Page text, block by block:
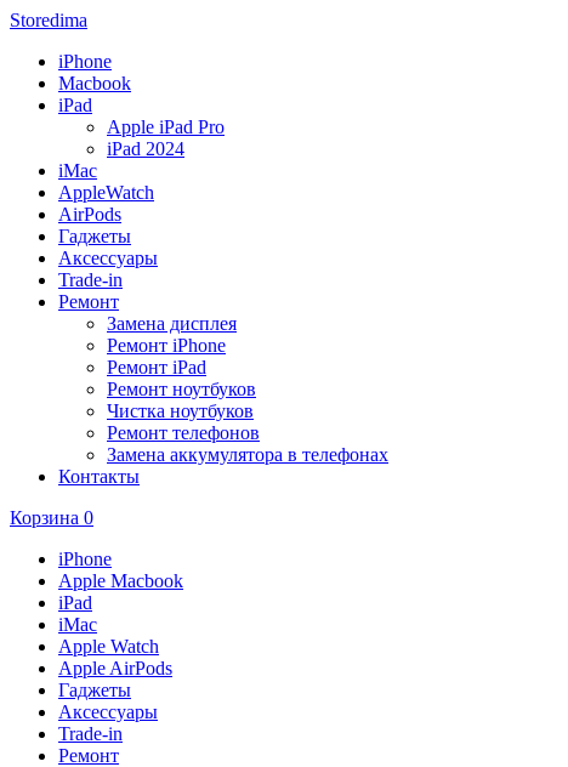
Storedima
iPhone
Macbook
iPad
Apple iPad Pro
iPad 2024
iMac
AppleWatch
AirPods
Гаджеты
Аксессуары
Trade-in
Ремонт
Замена дисплея
Ремонт iPhone
Ремонт iPad
Ремонт ноутбуков
Чистка ноутбуков
Ремонт телефонов
Замена аккумулятора в телефонах
Контакты
Корзина 0
iPhone
Apple Macbook
iPad
iMac
Apple Watch
Apple AirPods
Гаджеты
Аксессуары
Trade-in
Ремонт